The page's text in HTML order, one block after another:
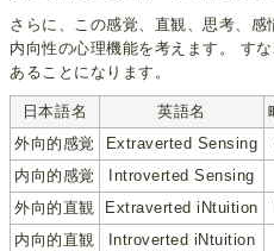
さらに、この感覚、直観、思考、
内向性の心理機能を考えます。 す
あることになります。
日本語名 英語名
外向的感覚
Extraverted Sensing
内向的感覚
Introverted Sensing
外向的直観
Extraverted iNtuition
内向的直観
Introverted iNtuition